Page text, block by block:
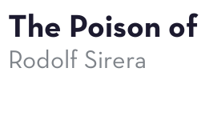
The Poison
Rodolf Sirera